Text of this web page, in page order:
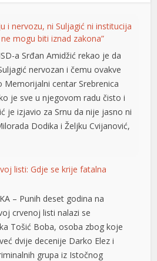
i nervozu, ni Suljagić ni institucija
mogu biti iznad zakona”
a Srđan Amidžić rekao je da
nervozan i čemu ovakve
Memorijalni centar Srebrenica
je sve u njegovom radu čisto i
je izjavio za Srnu da nije jasno ni
Dodika i Željku Cvijanović,
listi: Gdje se krije fatalna
– Punih deset godina na
crvenoj listi nalazi se
Tošić Boba, osoba zbog koje
dvije decenije Darko Elez i
grupa iz Istočnog